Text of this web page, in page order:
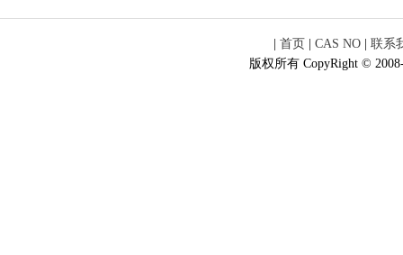
首页 CAS NO
联系
版权所有 CopyRight ©